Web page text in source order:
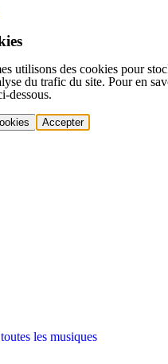
utilisons des cookies pour
du trafic du site. Pour en
dessous.
Accepter
les musiques